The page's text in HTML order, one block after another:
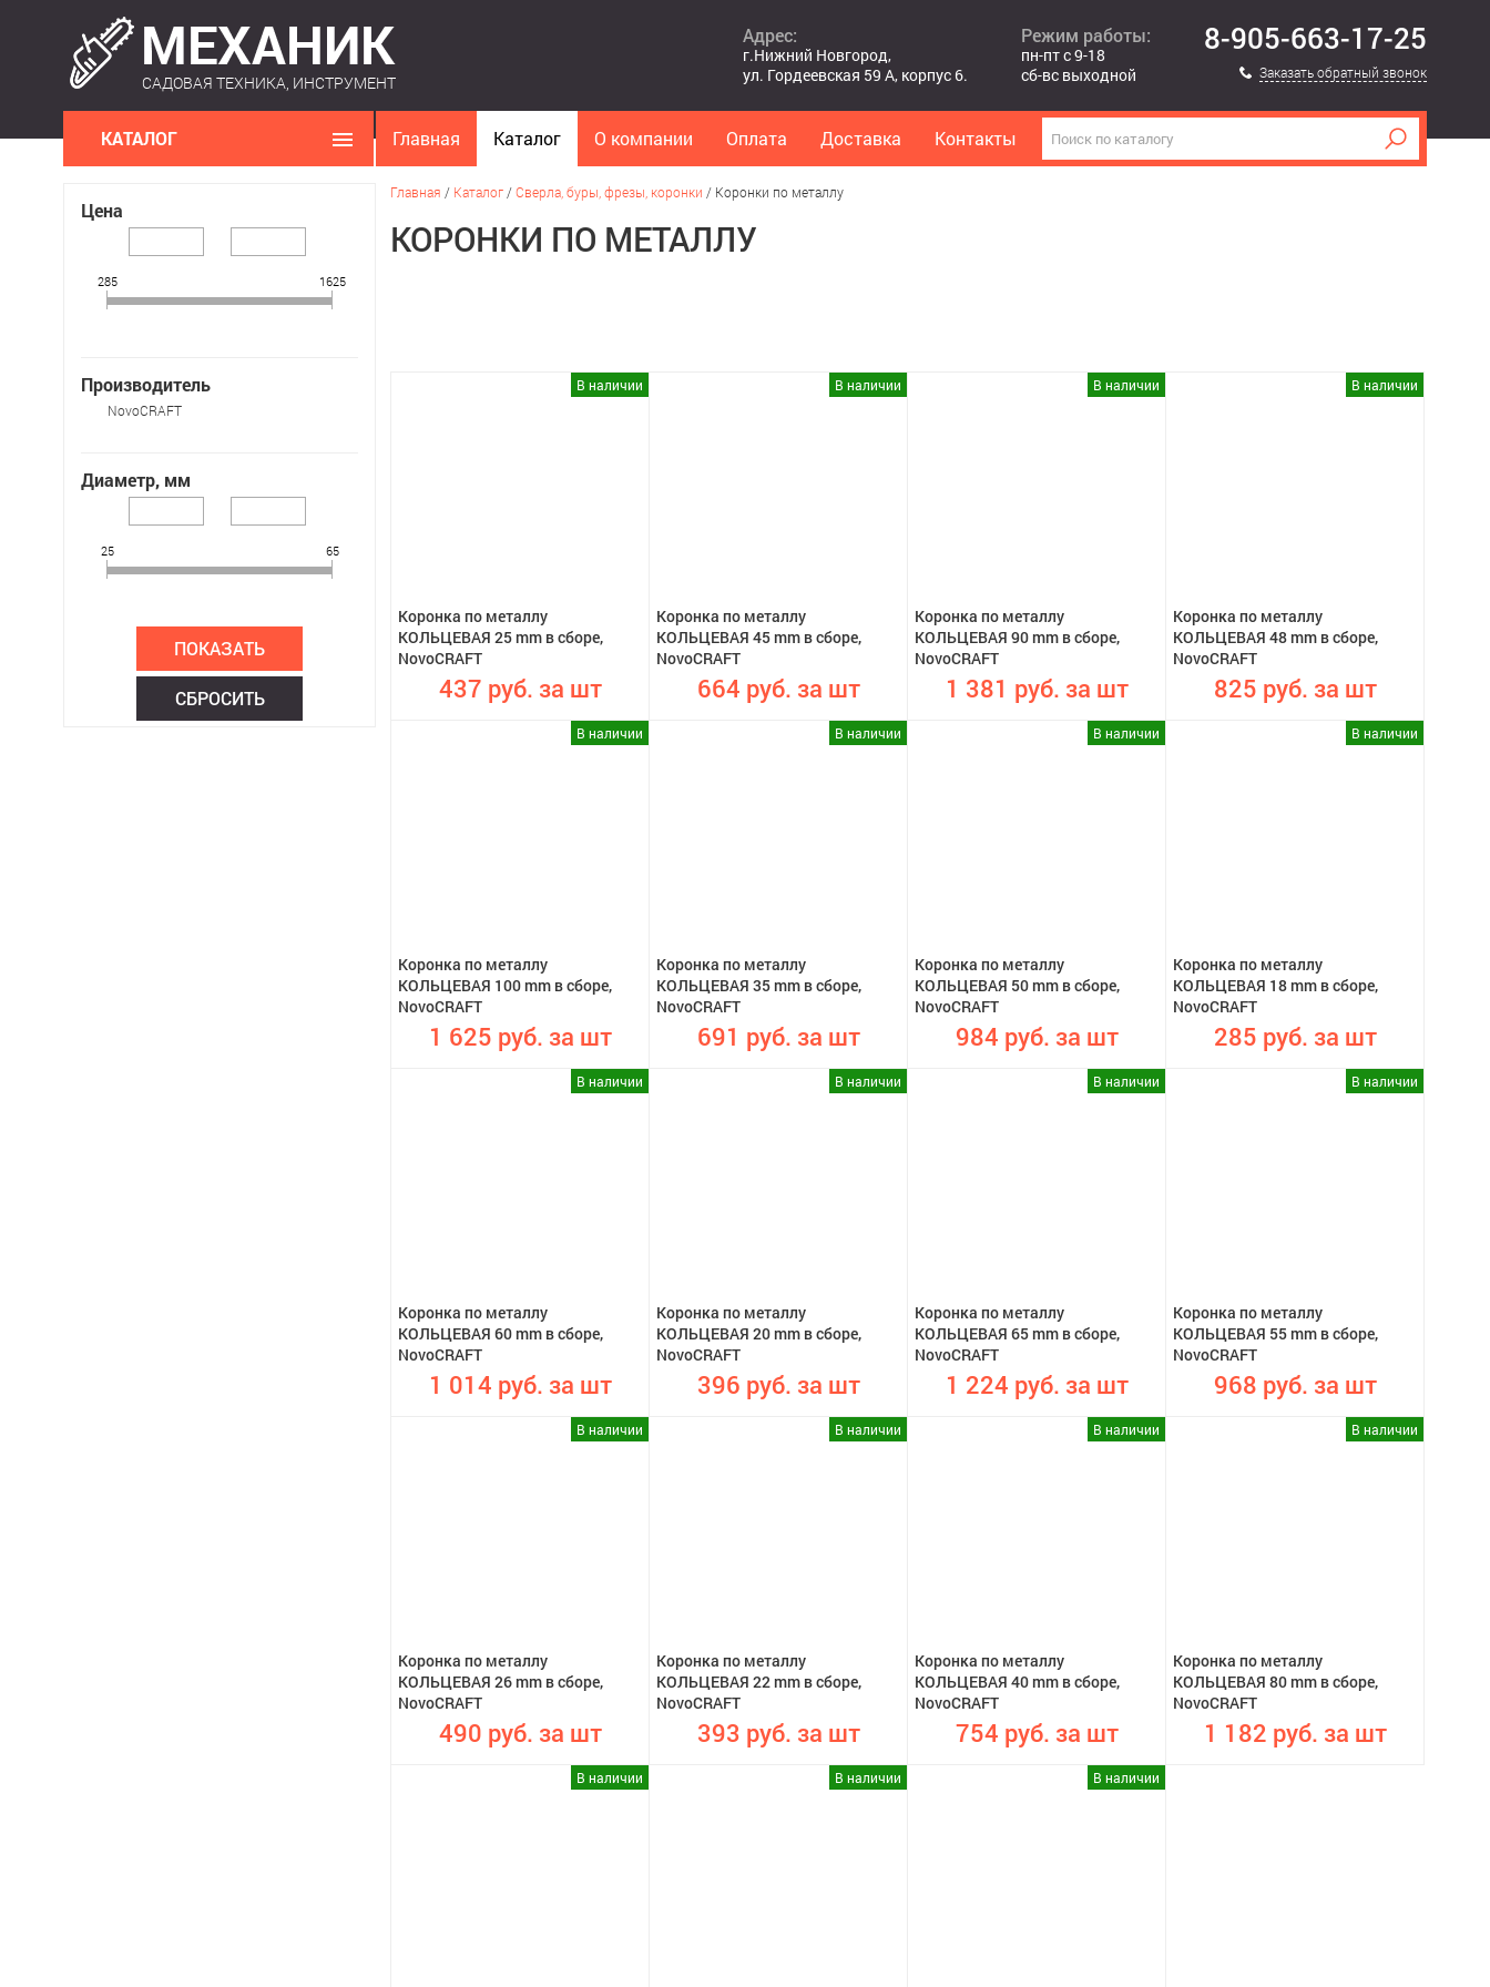
САДОВАЯ ТЕХНИКА, ИНСТРУМЕНТ
8-905-663-17-25
Заказать обратный звонок
Режим работы:
пн-пт с 9-18
сб-вс выходной
Адрес:
г.Нижний Новгород,
ул. Гордеевская 59 А, корпус 6.
КАТАЛОГ Главная Каталог О компании Оплата Доставка Контакты
Цена
285 1625
Производитель
NovoCRAFT
Диаметр, мм
25 65
Главная / Каталог /Сверла, буры, фрезы, коронки / Коронки по металлу
КОРОНКИ ПО МЕТАЛЛУ
В наличии
Коронка по металлу
КОЛЬЦЕВАЯ 25 mm в сборе,
NovoCRAFT
437 руб. за шт
В наличии
Коронка по металлу
КОЛЬЦЕВАЯ 45 mm в сборе,
NovoCRAFT
664 руб. за шт
В наличии
Коронка по металлу
КОЛЬЦЕВАЯ 90 mm в сборе,
NovoCRAFT
1 381 руб. за шт
В наличии
Коронка по металлу
КОЛЬЦЕВАЯ 48 mm в сборе,
NovoCRAFT
825 руб. за шт
В наличии
Коронка по металлу
КОЛЬЦЕВАЯ 100 mm в сборе,
NovoCRAFT
1 625 руб. за шт
В наличии
Коронка по металлу
КОЛЬЦЕВАЯ 35 mm в сборе,
NovoCRAFT
691 руб. за шт
В наличии
Коронка по металлу
КОЛЬЦЕВАЯ 50 mm в сборе,
NovoCRAFT
984 руб. за шт
В наличии
Коронка по металлу
КОЛЬЦЕВАЯ 18 mm в сборе,
NovoCRAFT
285 руб. за шт
В наличии
Коронка по металлу
КОЛЬЦЕВАЯ 60 mm в сборе,
NovoCRAFT
1 014 руб. за шт
В наличии
Коронка по металлу
КОЛЬЦЕВАЯ 20 mm в сборе,
NovoCRAFT
396 руб. за шт
В наличии
Коронка по металлу
КОЛЬЦЕВАЯ 65 mm в сборе,
NovoCRAFT
1 224 руб. за шт
В наличии
Коронка по металлу
КОЛЬЦЕВАЯ 55 mm в сборе,
NovoCRAFT
968 руб. за шт
В наличии
Коронка по металлу
КОЛЬЦЕВАЯ 26 mm в сборе,
NovoCRAFT
490 руб. за шт
В наличии
Коронка по металлу
КОЛЬЦЕВАЯ 22 mm в сборе,
NovoCRAFT
393 руб. за шт
В наличии
Коронка по металлу
КОЛЬЦЕВАЯ 40 mm в сборе,
NovoCRAFT
754 руб. за шт
В наличии
Коронка по металлу
КОЛЬЦЕВАЯ 80 mm в сборе,
NovoCRAFT
1 182 руб. за шт
В наличии В наличии В наличии